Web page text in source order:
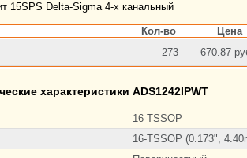
15SPS Delta-Sigma 4-х канальный
Кол-во
Цена
273 670.87
характеристики ADS1242IPWT
16-TSSOP
16-TSSOP (0.173",